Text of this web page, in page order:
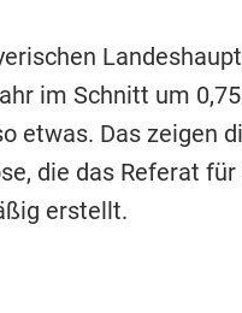
im Schnitt um
etwas. Das zeigen
die das Referat
erstellt.